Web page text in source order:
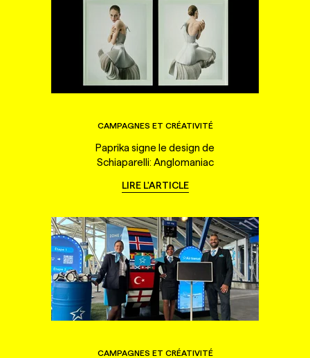
CAMPAGNES ET CRÉATIVITÉ
Paprika signe le design de
Schiaparelli: Anglomaniac
LIRE L'ARTICLE
CAMPAGNES ET CRÉATIVITÉ